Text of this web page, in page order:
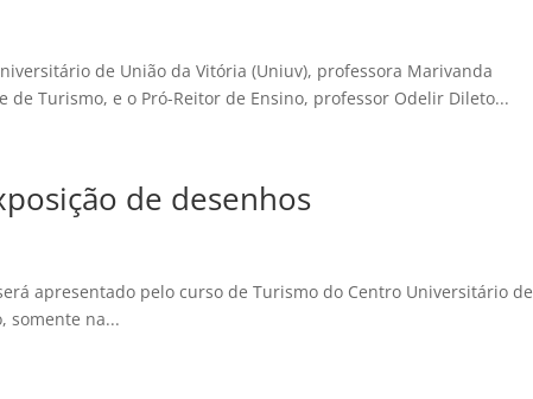
de União da Vitória (Uniuv), professora Marivanda
Turismo, e o Pró-Reitor de Ensino, professor Odelir Dileto...
de desenhos
apresentado pelo curso de Turismo do Centro Universitário de
somente na...